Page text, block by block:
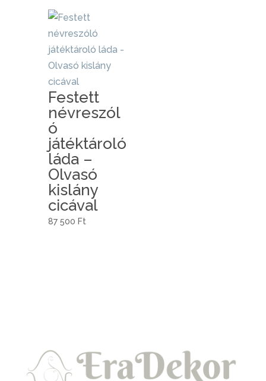
Festett
névreszól
ó
játéktároló
láda –
Olvasó
kislány
cicával
87 500 Ft